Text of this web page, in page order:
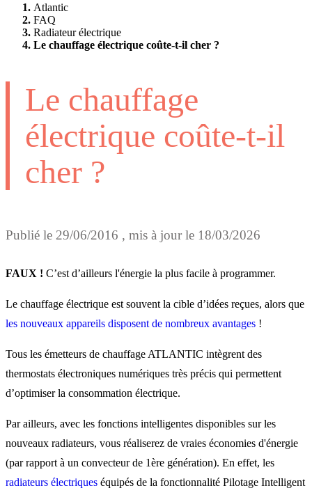
Atlantic
FAQ
Radiateur électrique
Le chauffage électrique coûte-t-il cher ?
Le chauffage
électrique coûte-t-il
cher ?
Publié le 29/06/2016 , mis à jour le 18/03/2026
FAUX ! C’est d’ailleurs l'énergie la plus facile à programmer.
Le chauffage électrique est souvent la cible d’idées reçues, alors que
les nouveaux appareils disposent de nombreux avantages !
Tous les émetteurs de chauffage ATLANTIC intègrent des
thermostats électroniques numériques très précis qui permettent
d’optimiser la consommation électrique.
Par ailleurs, avec les fonctions intelligentes disponibles sur les
nouveaux radiateurs, vous réaliserez de vraies économies d'énergie
(par rapport à un convecteur de 1ère génération). En effet, les
radiateurs électriques équipés de la fonctionnalité Pilotage Intelligent